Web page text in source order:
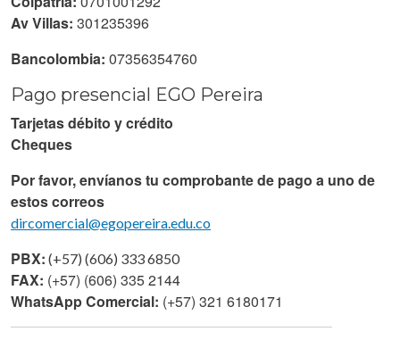
Av Villas: 301235396
Bancolombia: 07356354760
Pago presencial EGO Pereira
Tarjetas débito y crédito
Cheques
Por favor, envíanos tu comprobante de pago a uno de
estos correos
dircomercial@egopereira.edu.co
PBX: (+57) (606) 333 6850
FAX: (+57) (606) 335 2144
WhatsApp Comercial: (+57) 321 6180171